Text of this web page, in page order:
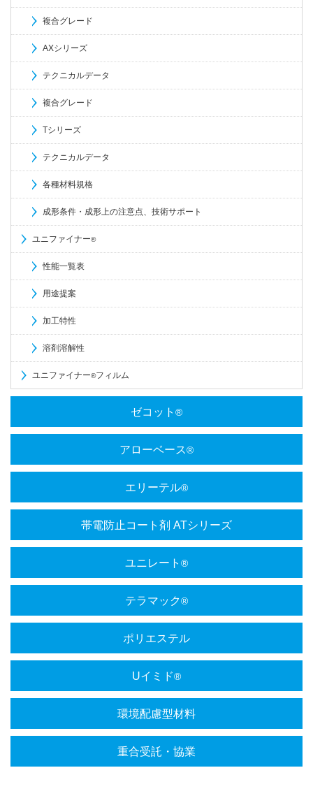
複合グレード
AXシリーズ
テクニカルデータ
複合グレード
Tシリーズ
テクニカルデータ
各種材料規格
成形条件・成形上の注意点、技術サポート
ユニファイナー®
性能一覧表
用途提案
加工特性
溶剤溶解性
ユニファイナー®フィルム
ゼコット ®
アローベース®
エリーテル®
帯電防止コート剤 ATシリーズ
ユニレート ®
テラマック®
ポリエステル
Uイミド®
環境配慮型材料
重合受託・協業